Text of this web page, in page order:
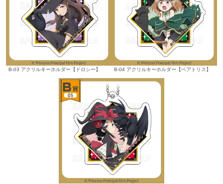
B-03 アクリルキーホルダー【ドロシー】 B-04 アクリルキーホルダー【ベアトリス】